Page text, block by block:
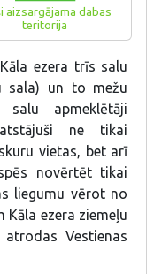
aizsargājama dabas
teritorija
ezera trīs salu
sala) un to mežu
salu apmeklētāji
ne tikai
vietas, bet arī
novērtēt tikai
liegumu vērot no
Kāla ezera ziemeļu
Vestienas